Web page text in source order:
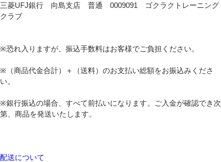
三菱UFJ銀行 向島支店 普通 0009091 ゴクラクトレーニング
クラブ
※恐れ入りますが、振込手数料はお客様でご負担ください。
※（商品代金合計）＋（送料）のお支払い総額をお振込みくださ
い。
※銀行振込の場合、すべて前払いになります。ご入金が確認でき次
第、商品を発送いたします。
配送について